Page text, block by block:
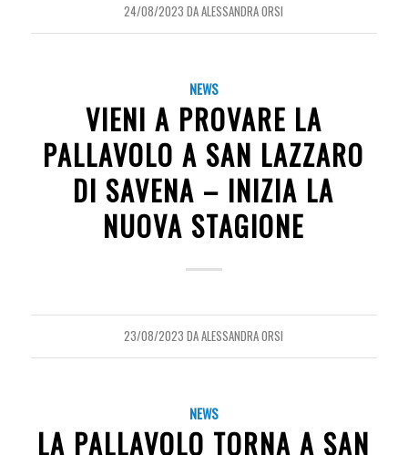
24/08/2023 DAALESSANDRA ORSI
NEWS
VIENI A PROVARE LA
PALLAVOLO A SAN LAZZARO
DI SAVENA – INIZIA LA
NUOVA STAGIONE
23/08/2023 DAALESSANDRA ORSI
NEWS
LA PALLAVOLO TORNA A SAN